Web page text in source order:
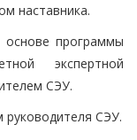
наставника.
основе программы
экспертной
СЭУ.
руководителя СЭУ.